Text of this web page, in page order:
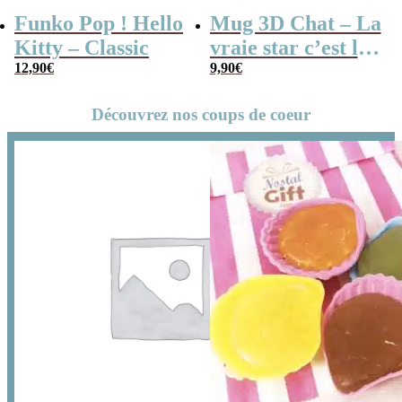
Funko Pop ! Hello
Kitty – Classic
12,90€
Mug 3D Chat – La
vraie star c’est le
chat
9,90€
Découvrez nos coups de coeur